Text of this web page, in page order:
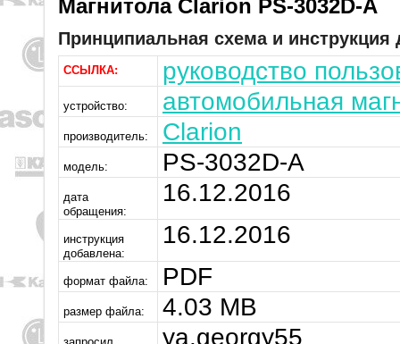
Магнитола Clarion PS-3032D-A
Принципиальная схема и инструкция
ССЫЛКА: руководство
устройство: автомобильная
производитель: Clarion
модель: PS-3032D-A
дата
обращения:
16.12.2016
инструкция
добавлена:
16.12.2016
формат файла: PDF
размер файла: 4.03 MB
ya.georgy55